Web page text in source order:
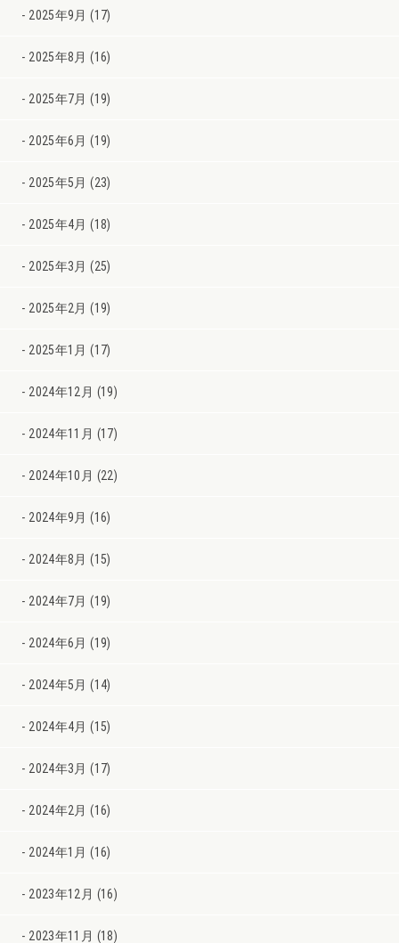
2025年9月 (17)
2025年8月 (16)
2025年7月 (19)
2025年6月 (19)
2025年5月 (23)
2025年4月 (18)
2025年3月 (25)
2025年2月 (19)
2025年1月 (17)
2024年12月 (19)
2024年11月 (17)
2024年10月 (22)
2024年9月 (16)
2024年8月 (15)
2024年7月 (19)
2024年6月 (19)
2024年5月 (14)
2024年4月 (15)
2024年3月 (17)
2024年2月 (16)
2024年1月 (16)
2023年12月 (16)
2023年11月 (18)